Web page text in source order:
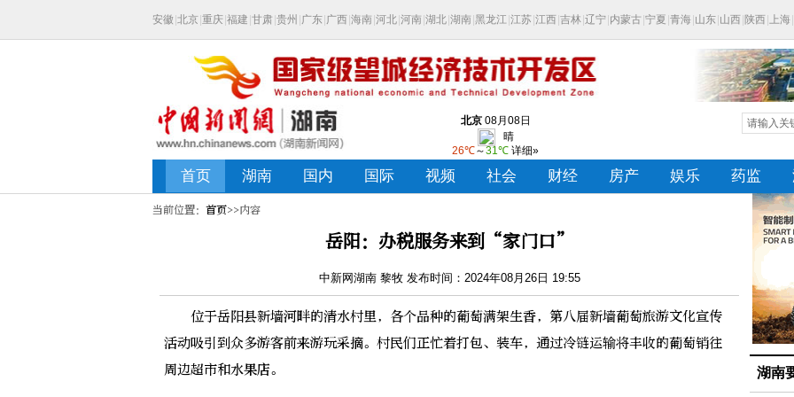
当前位置： 首页>>内容
岳阳：办税服务来到“家门口”
中新网湖南 黎牧 发布时间：2024年08月26日 19:55
位于岳阳县新墙河畔的清水村里，各个品种的葡萄满架生香，第八届新墙葡萄旅游文化宣传
活动吸引到众多游客前来游玩采摘。村民们正忙着打包、装车，通过冷链运输将丰收的葡萄销往
周边超市和水果店。
湖南